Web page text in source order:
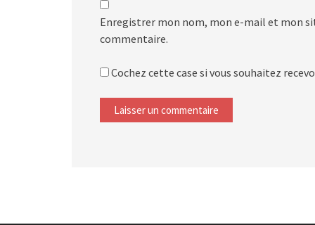
Enregistrer mon nom, mon e-mail et mon
commentaire.
Cochez cette case si vous souhaitez